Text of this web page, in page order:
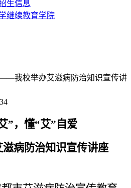
生信息
继续教育学院
——我校举办艾滋病防治知识宣传讲
”，懂“艾”自爱
病防治知识宣传讲座